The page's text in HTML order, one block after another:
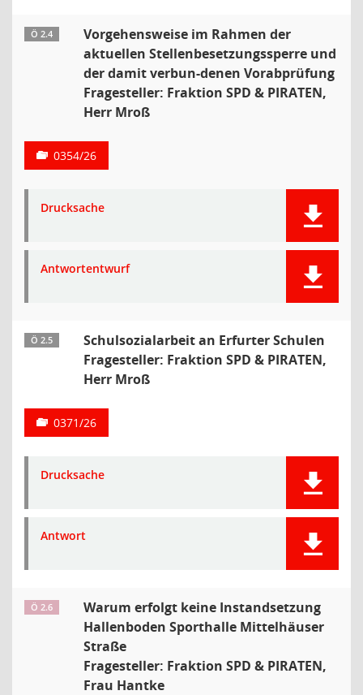
Ö 2.4
Vorgehensweise im Rahmen der
aktuellen Stellenbesetzungssperre und
der damit verbun-denen Vorabprüfung
Fragesteller: Fraktion SPD & PIRATEN,
Herr Mroß
0354/26
Drucksache
Antwortentwurf
Ö 2.5
Schulsozialarbeit an Erfurter Schulen
Fragesteller: Fraktion SPD & PIRATEN,
Herr Mroß
0371/26
Drucksache
Antwort
Ö 2.6
Warum erfolgt keine Instandsetzung
Hallenboden Sporthalle Mittelhäuser
Straße
Fragesteller: Fraktion SPD & PIRATEN,
Frau Hantke